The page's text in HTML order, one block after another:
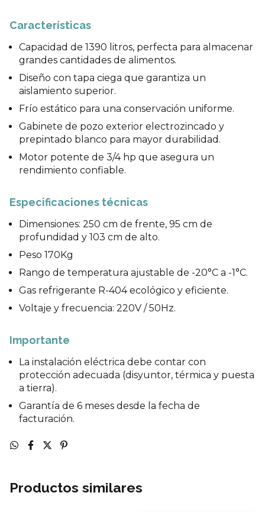
Características
Capacidad de 1390 litros, perfecta para almacenar
grandes cantidades de alimentos.
Diseño con tapa ciega que garantiza un
aislamiento superior.
Frío estático para una conservación uniforme.
Gabinete de pozo exterior electrozincado y
prepintado blanco para mayor durabilidad.
Motor potente de 3/4 hp que asegura un
rendimiento confiable.
Especificaciones técnicas
Dimensiones: 250 cm de frente, 95 cm de
profundidad y 103 cm de alto.
Peso 170Kg
Rango de temperatura ajustable de -20°C a -1°C.
Gas refrigerante R-404 ecológico y eficiente.
Voltaje y frecuencia: 220V / 50Hz.
Importante
La instalación eléctrica debe contar con
protección adecuada (disyuntor, térmica y puesta
a tierra).
Garantía de 6 meses desde la fecha de
facturación.
Productos similares